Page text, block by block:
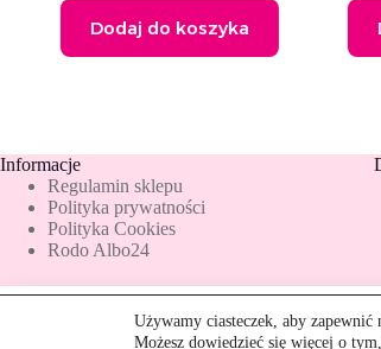
cena
wynosiła:
7,92 zł.
cena
wynosi:
6,75 zł.
Dodaj do koszyka
Informacje
Regulamin sklepu
Polityka prywatności
Polityka Cookies
Rodo Albo24
Używamy ciasteczek, aby
Możesz dowiedzieć się więcej o